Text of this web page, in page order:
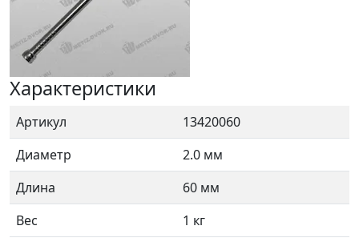
Характеристики
Артикул
13420060
Диаметр
2.0 мм
Длина
60 мм
Вес
1 кг